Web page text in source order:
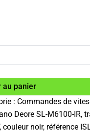
au panier
: Commandes de
Deore SL-M6100-IR,
noir, référence